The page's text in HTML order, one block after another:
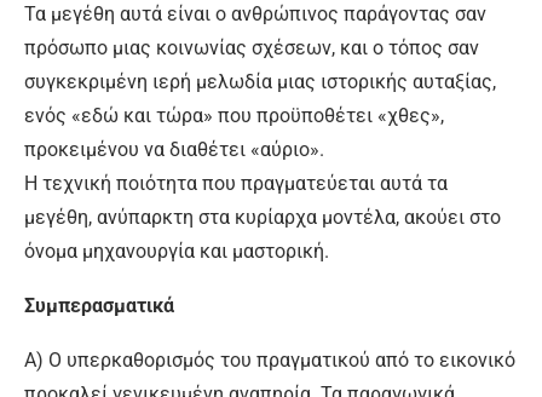
Τα μεγέθη αυτά είναι ο ανθρώπινος παράγοντας σαν
πρόσωπο μιας κοινωνίας σχέσεων, και ο τόπος σαν
συγκεκριμένη ιερή μελωδία μιας ιστορικής αυταξίας,
ενός «εδώ και τώρα» που προϋποθέτει «χθες»,
προκειμένου να διαθέτει «αύριο».
Η τεχνική ποιότητα που πραγματεύεται αυτά τα
μεγέθη, ανύπαρκτη στα κυρίαρχα μοντέλα, ακούει στο
όνομα μηχανουργία και μαστορική.
Συμπερασματικά
Α) Ο υπερκαθορισμός του πραγματικού από το εικονικό